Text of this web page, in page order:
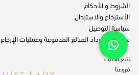
الشروط و الأحكام
الأسترجاع والاستبدال
سياسة التوصيل
سياسة استرداد المبالغ المدفوعة وعمليات الإرجاع
تتبع الطلب
فروعنا